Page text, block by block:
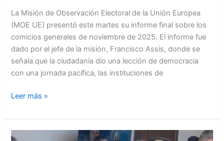
La Misión de Observación Electoral de la Unión Europea
(MOE UE) presentó este martes su informe final sobre los
comicios generales de noviembre de 2025. El informe fue
dado por el jefe de la misión, Francisco Assis, donde se
señala que la ciudadanía dio una lección de democracia
con una jornada pacífica, las instituciones de
Leer más »
Presidente